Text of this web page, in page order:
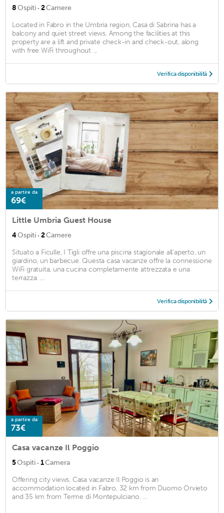
8Ospiti · 2Camere
Located in Fabro in the Umbria region, Casa di Sabrina has a
balcony and quiet street views. Among the facilities at this
property are a lift and private check-in and check-out, along
with free WiFi throughout ...
Verifica disponibilità
a partire da
69€
Little Umbria Guest House
4Ospiti · 2Camere
Situato a Ficulle, I Tigli offre una piscina stagionale all'aperto, un
giardino, un barbecue. Questa casa vacanze offre la connessione
WiFi gratuita, una cucina completamente attrezzata e una
terrazza. ...
Verifica disponibilità
a partire da
73€
Casa vacanze Il Poggio
5Ospiti · 1Camera
Offering city views, Casa vacanze Il Poggio is an
accommodation located in Fabro, 32 km from Duomo Orvieto
and 35 km from Terme di Montepulciano. ...